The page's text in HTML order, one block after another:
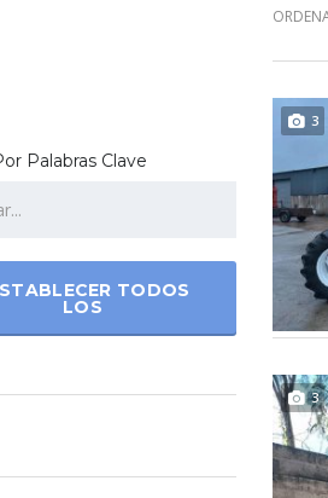
Palabras Clave
TODOS
LOS
3
3